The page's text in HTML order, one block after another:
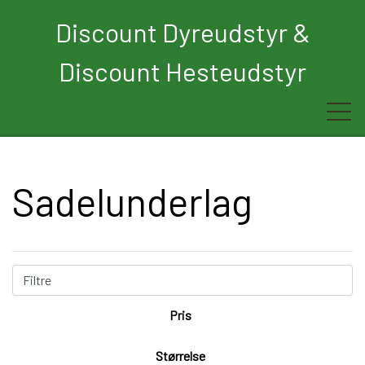
Discount Dyreudstyr &
Discount Hesteudstyr
Rytter
Hest
Børn
Hund
Sadelunderlag
Filtre
Pris
Størrelse